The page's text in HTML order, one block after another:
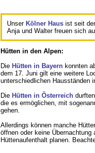
Unser Kölner Hausist seit
Anja und Walter freuen sich
Hütten in den Alpen:
Die Hütten in Bayernkonnten
dem 17. Juni gilt eine weitere
unterschiedlichen Hausständen
Die Hütten in Österreichdurften
die es ermöglichen, mit
gehen.
Allerdings können manche
öffnen oder keine
Hüttenaufenthalt planen.